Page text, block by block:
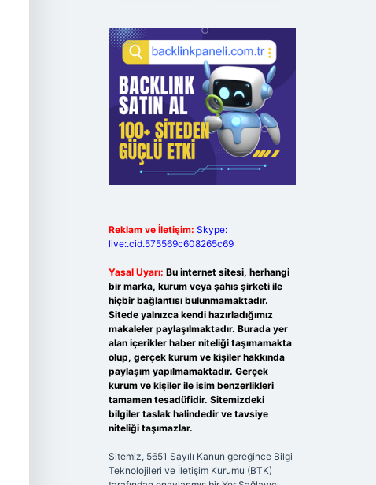
Reklam ve İletişim: Skype:
live:.cid.575569c608265c69
Yasal Uyarı: Bu internet sitesi, herhangi
bir marka, kurum veya şahıs şirketi ile
hiçbir bağlantısı bulunmamaktadır.
Sitede yalnızca kendi hazırladığımız
makaleler paylaşılmaktadır. Burada yer
alan içerikler haber niteliği taşımamakta
olup, gerçek kurum ve kişiler hakkında
paylaşım yapılmamaktadır. Gerçek
kurum ve kişiler ile isim benzerlikleri
tamamen tesadüfidir. Sitemizdeki
bilgiler taslak halindedir ve tavsiye
niteliği taşımazlar.
Sitemiz, 5651 Sayılı Kanun gereğince Bilgi
Teknolojileri ve İletişim Kurumu (BTK)